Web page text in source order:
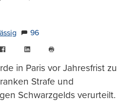
96
FacebookLinkedIn
drucken
in Paris vor Jahresfrist zu
Strafe und
Schwarzgelds verurteilt.